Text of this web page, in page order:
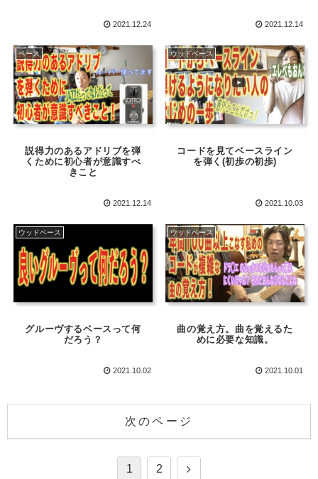
2021.12.24 2021.12.14
ベース
説得力のあるアドリブを弾
くために初心者が意識すべ
きこと
2021.12.14
ウッドベース
コードを見てベースライン
を弾く(初歩の初歩)
2021.10.03
ウッドベース
グルーヴするベースって何
だろう？
2021.10.02
ウッドベース
曲の覚え方。曲を覚えるた
めに必要な知識。
2021.10.01
次のページ
1 2